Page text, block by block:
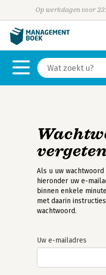
Op werkdagen voor
Als u uw
hieronder uw e-
binnen enkele
met daarin
wachtwoord.
Uw e-mailadres